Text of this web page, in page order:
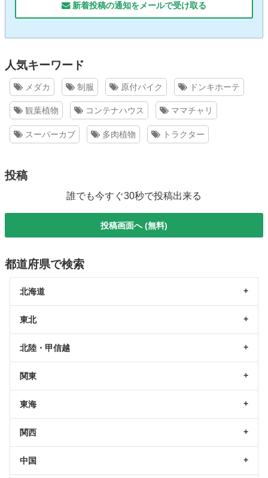
新着投稿の通知をメールで受け取る
人気キーワード
メダカ 制服 原付バイク ドンキホーテ
観葉植物 コンテナハウス ママチャリ
スーパーカブ 多肉植物 トラクター
投稿
誰でも今すぐ30秒で投稿出来る
投稿画面へ (無料)
都道府県で検索
北海道
東北
北陸・甲信越
関東
東海
関西
中国